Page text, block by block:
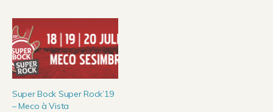
do Cabeço da Flauta
estão confirmados…
Super Bock Super Rock’19
– Meco à Vista